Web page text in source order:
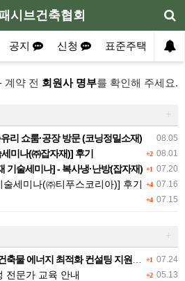
시브건축협회
공지 신청 표준주택
계약 전 회원사 명부를 확인해 주세요.
08.05
리 쇼룸·공장 방문 (코닝정밀소재)
+2 08.01
미나(㈜잡자재)] 후기
+1 07.20
기술세미나] - 복사냉·난방(잡자재)
+4 07.16
세미나(㈜티푸스코리아)] 후기
+4 07.15
+1 07.24
에너지 최적화 컨설팅 지원사업 공고
+2 05.13
전문가 교육 안내